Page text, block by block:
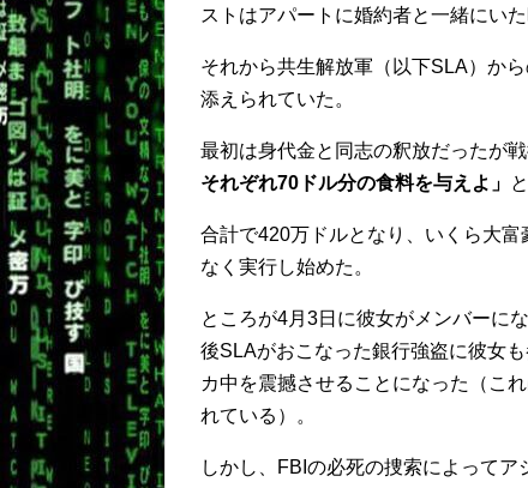
ストはアパートに婚約者と一緒にい
それから共生解放軍（以下SLA）か
添えられていた。
最初は身代金と同志の釈放だったが
それぞれ70ドル分の食料を与えよ」
合計で420万ドルとなり、いくら大
なく実行し始めた。
ところが4月3日に彼女がメンバーに
後SLAがおこなった銀行強盗に彼女
カ中を震撼させることになった（こ
れている）。
しかし、FBIの必死の捜索によって